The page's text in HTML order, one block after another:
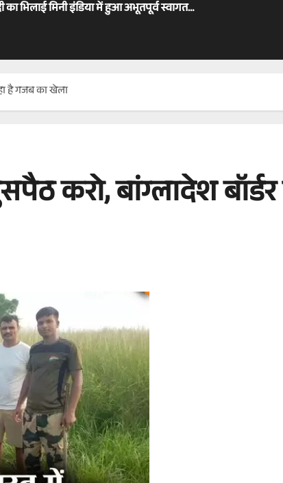
का भिलाई मिनी इंडिया में हुआ अभूतपूर्व स्वागत…
है गजब का खेला
करो, बांग्लादेश